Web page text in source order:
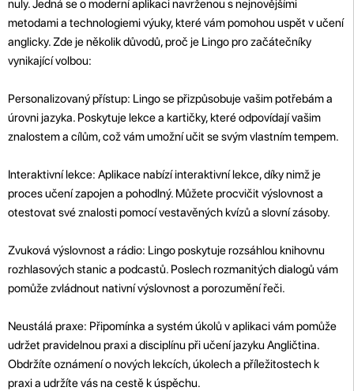
nuly. Jedná se o moderní aplikaci navrženou s nejnovějšími
metodami a technologiemi výuky, které vám pomohou uspět v učení
anglicky. Zde je několik důvodů, proč je Lingo pro začátečníky
vynikající volbou:
Personalizovaný přístup: Lingo se přizpůsobuje vašim potřebám a
úrovni jazyka. Poskytuje lekce a kartičky, které odpovídají vašim
znalostem a cílům, což vám umožní učit se svým vlastním tempem.
Interaktivní lekce: Aplikace nabízí interaktivní lekce, díky nimž je
proces učení zapojen a pohodlný. Můžete procvičit výslovnost a
otestovat své znalosti pomocí vestavěných kvízů a slovní zásoby.
Zvuková výslovnost a rádio: Lingo poskytuje rozsáhlou knihovnu
rozhlasových stanic a podcastů. Poslech rozmanitých dialogů vám
pomůže zvládnout nativní výslovnost a porozumění řeči.
Neustálá praxe: Připomínka a systém úkolů v aplikaci vám pomůže
udržet pravidelnou praxi a disciplínu při učení jazyku Angličtina.
Obdržíte oznámení o nových lekcích, úkolech a příležitostech k
praxi a udržíte vás na cestě k úspěchu.